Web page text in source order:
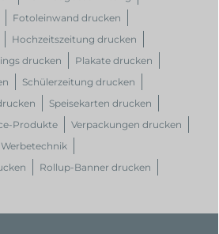
Fotoleinwand drucken
Hochzeitszeitung drucken
drucken
Plakate drucken
Schülerzeitung drucken
Speisekarten drucken
Produkte
Verpackungen drucken
Werbetechnik
Rollup-Banner drucken